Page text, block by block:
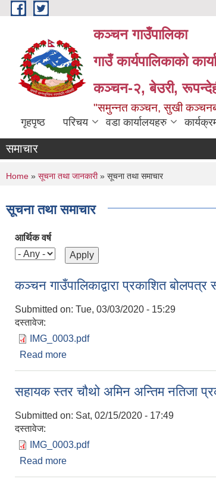
Skip to main content
कञ्चन गाउँपालिका
गाउँ कार्यपालिकाको
कञ्‍चन-२, बेउरी,
"समुन्‍नत कञ्‍चन, सुखी
गृहपृष्ठ परिचय वडा कार्यालयहरु
समाचार
You are here
Home » सूचना तथा जानकारी» सूचना तथा समाचार
सूचना तथा समाचार
आर्थिक वर्ष
कञ्चन गाउँपालिकाद्वारा प्रकाशित
Submitted on: Tue, 03/03/2020 - 15:29
दस्तावेज:
IMG_0003.pdf
Read more
सहायक स्तर चौथो अमिन अन्तिम नतिजा
Submitted on: Sat, 02/15/2020 - 17:49
दस्तावेज:
IMG_0003.pdf
Read more